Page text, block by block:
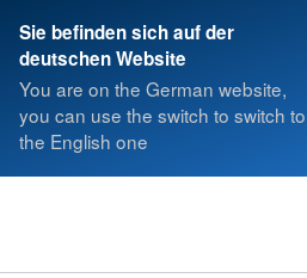
Sie befinden sich auf der
deutschen Website
You are on the German website,
you can use the switch to switch to
the English one